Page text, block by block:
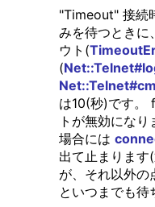
"Timeout" 接続
みを待つときに
ウト(
(
は10(秒)です。
トが無効にな
場合には
出て止まります
が、それ以外の
といつまでも待